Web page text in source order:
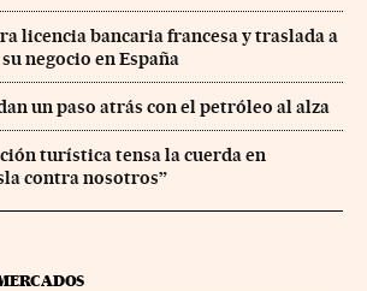
licencia bancaria francesa y traslada a
negocio en España
un paso atrás con el petróleo al alza
turística tensa la cuerda en
contra nosotros”